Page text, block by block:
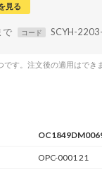
見る
で コード SCYH-
す。注文後の適用はでき
OPC-0001 21